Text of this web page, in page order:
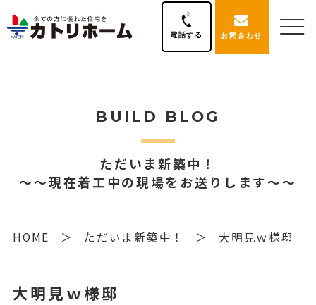
電話する お問合わせ
BUILD BLOG
ただいま新築中！
～～現在着工中の現場をお送りします～～
HOME ただいま新築中！ 大明見ｗ様邸
大明見ｗ様邸